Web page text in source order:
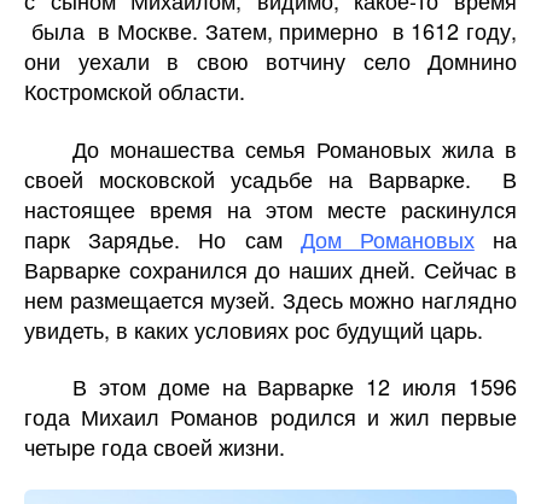
была в Москве. Затем, примерно в 1612 году,
они уехали в свою вотчину село Домнино
Костромской области.
До монашества семья Романовых жила в
своей московской усадьбе на Варварке. В
настоящее время на этом месте раскинулся
парк Зарядье. Но сам Дом Романовыхна
Варварке сохранился до наших дней. Сейчас в
нем размещается музей. Здесь можно наглядно
увидеть, в каких условиях рос будущий царь.
В этом доме на Варварке 12 июля 1596
года Михаил Романов родился и жил первые
четыре года своей жизни.